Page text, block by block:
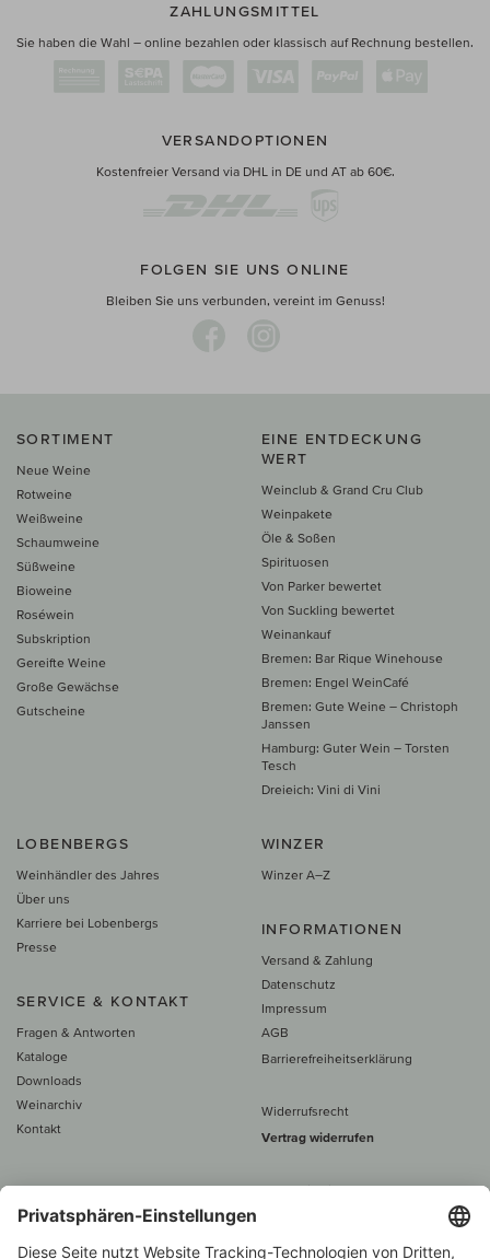
ZAHLUNGSMITTEL
Sie haben die Wahl – online bezahlen oder klassisch auf Rechnung bestellen.
VERSANDOPTIONEN
Kostenfreier Versand via DHL in DE und AT ab 60€.
FOLGEN SIE UNS ONLINE
Bleiben Sie uns verbunden, vereint im Genuss!
SORTIMENT
Neue Weine
Rotweine
Weißweine
Schaumweine
Süßweine
Bioweine
Roséwein
Subskription
Gereifte Weine
Große Gewächse
Gutscheine
EINE ENTDECKUNG
WERT
Weinclub & Grand Cru Club
Weinpakete
Öle & Soßen
Spirituosen
Von Parker bewertet
Von Suckling bewertet
Weinankauf
Bremen: Bar Rique Winehouse
Bremen: Engel WeinCafé
Bremen: Gute Weine – Christoph
Janssen
Hamburg: Guter Wein – Torsten
Tesch
Dreieich: Vini di Vini
LOBENBERGS
Weinhändler des Jahres
Über uns
Karriere bei Lobenbergs
Presse
SERVICE & KONTAKT
Fragen & Antworten
Kataloge
Downloads
Weinarchiv
Kontakt
WINZER
Winzer A–Z
INFORMATIONEN
Versand & Zahlung
Datenschutz
Impressum
AGB
Barrierefreiheitserklärung
Widerrufsrecht
Vertrag widerrufen
Alle Preise inkl. MwSt., zzgl. 5 €
60 € versand­kosten­